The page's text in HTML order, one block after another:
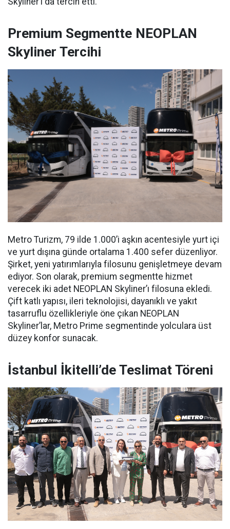
Premium Segmentte NEOPLAN
Skyliner Tercihi
Metro Turizm, 79 ilde 1.000’i aşkın acentesiyle yurt içi
ve yurt dışına günde ortalama 1.400 sefer düzenliyor.
Şirket, yeni yatırımlarıyla filosunu genişletmeye devam
ediyor. Son olarak, premium segmentte hizmet
verecek iki adet NEOPLAN Skyliner’ı filosuna ekledi.
Çift katlı yapısı, ileri teknolojisi, dayanıklı ve yakıt
tasarruflu özellikleriyle öne çıkan NEOPLAN
Skyliner’lar, Metro Prime segmentinde yolculara üst
düzey konfor sunacak.
İstanbul İkitelli’de Teslimat Töreni